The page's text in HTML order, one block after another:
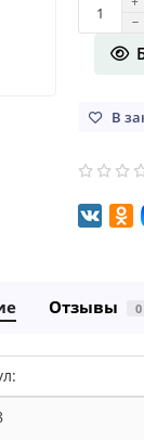
В
Отзывы 0